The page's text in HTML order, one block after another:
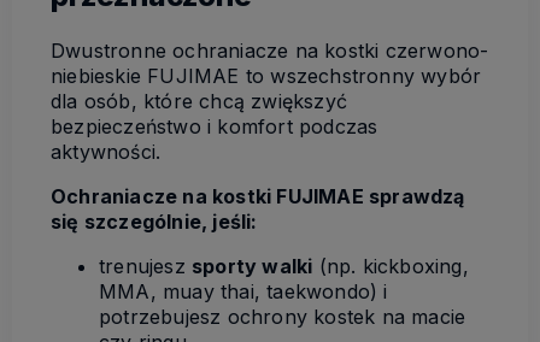
Dwustronne ochraniacze na kostki czerwono-
niebieskie FUJIMAE to wszechstronny wybór
dla osób, które chcą zwiększyć
bezpieczeństwo i komfort podczas
aktywności.
Ochraniacze na kostki FUJIMAE sprawdzą
się szczególnie, jeśli:
trenujesz sporty walki (np. kickboxing,
MMA, muay thai, taekwondo) i
potrzebujesz ochrony kostek na macie